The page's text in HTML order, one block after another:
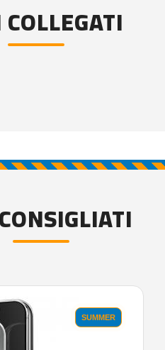
SUMMER